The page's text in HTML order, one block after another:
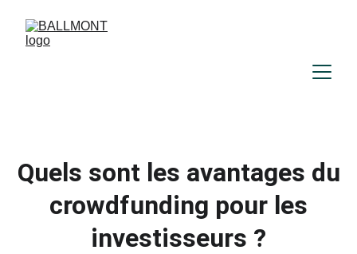
Quels sont les avantages du
crowdfunding pour les
investisseurs ?